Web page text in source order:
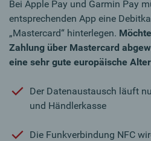
Bei Apple Pay und Garmin Pay
entsprechenden App eine
„Mastercard“ hinterlegen.
Zahlung über Mastercard
eine sehr gute europäische
Der Datenaustausch läuft
und Händlerkasse
Die Funkverbindung NFC